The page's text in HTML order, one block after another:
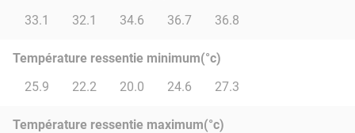
33.1
32.1 34.6 36.7 36.8
Température ressentie minimum(°c)
25.9
22.2 20.0 24.6 27.3
Température ressentie maximum(°c)